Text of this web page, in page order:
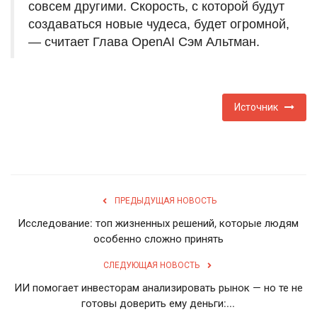
совсем другими. Скорость, с которой будут
создаваться новые чудеса, будет огромной,
— считает Глава OpenAI Сэм Альтман.
Источник
ПРЕДЫДУЩАЯ НОВОСТЬ
Исследование: топ жизненных решений, которые людям
особенно сложно принять
СЛЕДУЮЩАЯ НОВОСТЬ
ИИ помогает инвесторам анализировать рынок — но те не
готовы доверить ему деньги:...